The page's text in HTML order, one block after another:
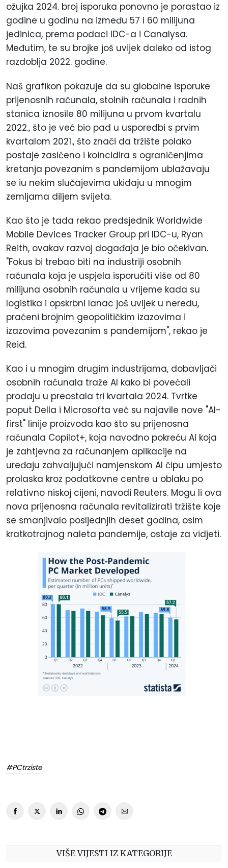
ožujka 2024. broj isporuka ponovno je porastao iz
godine u godinu na između 57 i 60 milijuna
jedinica, prema podaci IDC-a i Canalysa.
Međutim, te su brojke još uvijek daleko od istog
razdoblja 2022. godine.
Naš grafikon pokazuje da su globalne isporuke
prijenosnih računala, stolnih računala i radnih
stanica iznosile 80 milijuna u prvom kvartalu
2022., što je već bio pad u usporedbi s prvim
kvartalom 2021., što znači da tržište polako
postaje zasićeno i koincidira s ograničenjima
kretanja povezanim s pandemijom ublažavaju
se iu nekim slučajevima ukidaju u mnogim
zemljama diljem svijeta.
Kao što je tada rekao predsjednik Worldwide
Mobile Devices Tracker Group pri IDC-u, Ryan
Reith, ovakav razvoj događaja je bio očekivan.
"Fokus bi trebao biti na industriji osobnih
računala koja je uspjela isporučiti više od 80
milijuna osobnih računala u vrijeme kada su
logistika i opskrbni lanac još uvijek u neredu,
praćeni brojnim geopolitičkim izazovima i
izazovima povezanim s pandemijom", rekao je
Reid.
Kao i u mnogim drugim industrijama, dobavljači
osobnih računala traže AI kako bi povećali
prodaju u preostala tri kvartala 2024. Tvrtke
poput Della i Microsofta već su najavile nove "AI-
first" linije proizvoda kao što su prijenosna
računala Copilot+, koja navodno pokreću AI koja
je zahtjevna za računanjem aplikacije na
uređaju zahvaljujući namjenskom AI čipu umjesto
prolaska kroz podatkovne centre u oblaku po
relativno niskoj cijeni, navodi Reuters. Mogu li ova
nova prijenosna računala revitalizirati tržište koje
se smanjivalo posljednjih deset godina, osim
kratkotrajnog naleta pandemije, ostaje za vidjeti.
#PCtrziste
VIŠE VIJESTI IZ KATEGORIJE